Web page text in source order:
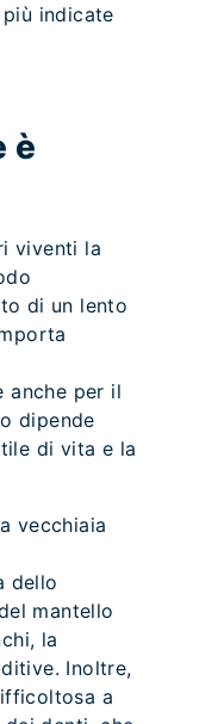
indicate
è
viventi la
di un lento
anche per il
dipende
di vita e la
vecchiaia
dello
mantello
la
Inoltre,
a